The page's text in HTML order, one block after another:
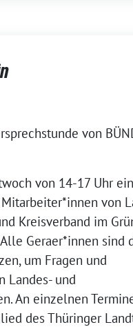
von
von 14-17 Uhr
von
Kreisverband im
Geraer*innen sind
um Fragen und
Landes- und
An einzelnen
des Thüringer